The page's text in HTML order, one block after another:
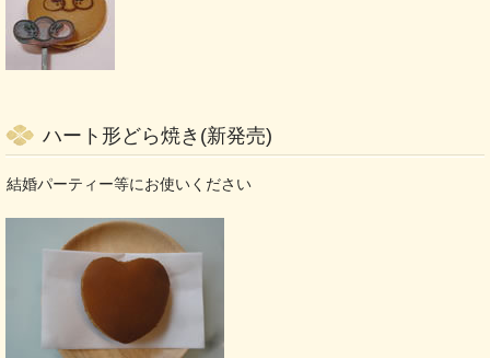
ハート形どら焼き(新発売)
結婚パーティー等にお使いください